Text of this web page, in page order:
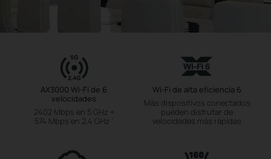
AX3000 Wi-Fi de 6
velocidades
2402 Mbps en 5 GHz +
574 Mbps en 2,4 GHz †
Wi-Fi de alta eficiencia 6
Más dispositivos conectados
pueden disfrutar de
velocidades más rápidas